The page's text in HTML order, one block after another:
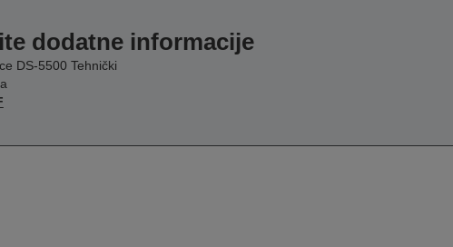
dodatne informacije
DS-5500 Tehnički